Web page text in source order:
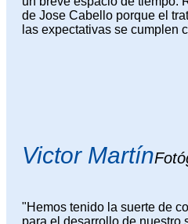
de Jose Cabello porque el
las expectativas se cumplen
Victor Martín
"Hemos tenido la suerte de
para el desarrollo de nuestro